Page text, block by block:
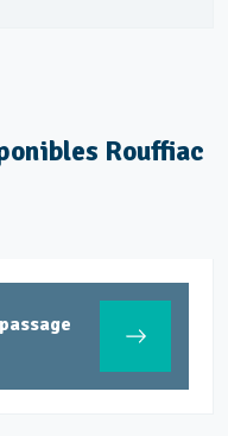
Rouffiac